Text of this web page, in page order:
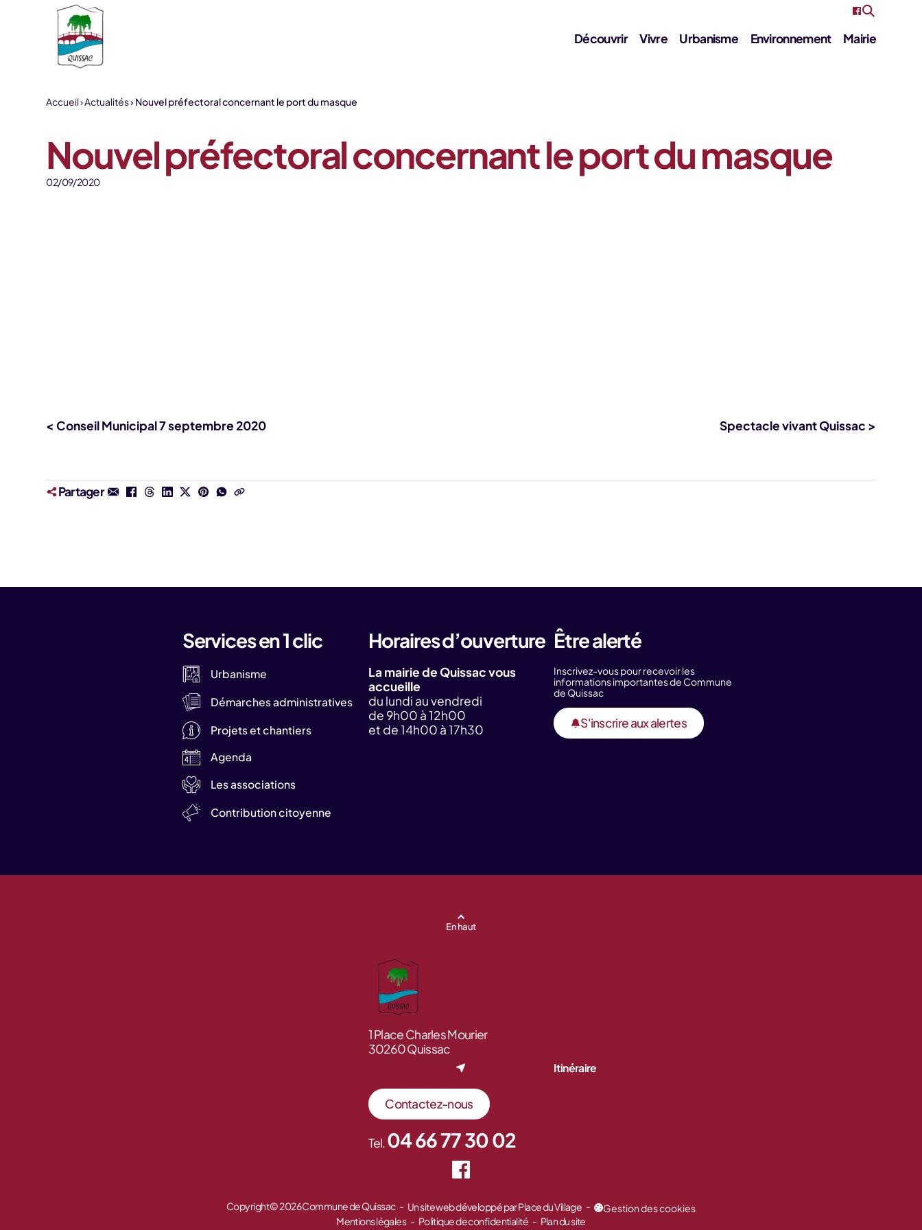
Aller au contenu
Découvrir Vivre Urbanisme Environnement Mairie
Accueil Actualités Nouvel préfectoral concernant le port du masque
Nouvel préfectoral concernant le port du masque
02/09/2020
< Conseil Municipal 7 septembre 2020 Spectacle vivant Quissac >
Partager
Services en 1 clic
Urbanisme
Démarches administratives
Projets et chantiers
Agenda
Les associations
Contribution citoyenne
Horaires d’ouverture
La mairie de Quissac vous
accueille
du lundi au vendredi
de 9h00 à 12h00
et de 14h00 à 17h30
Être alerté
Inscrivez-vous pour recevoir les
informations importantes de Commune
de Quissac
S'inscrire aux alertes
En haut
1 Place Charles Mourier
30260 Quissac
Itinéraire
Contactez-nous
Tel.04 66 77 30 02
Copyright © 2026 Commune de Quissac Un site web développé par Place du Village
Gestion des cookies
Mentions légales
Politique de confidentialité Plan du site